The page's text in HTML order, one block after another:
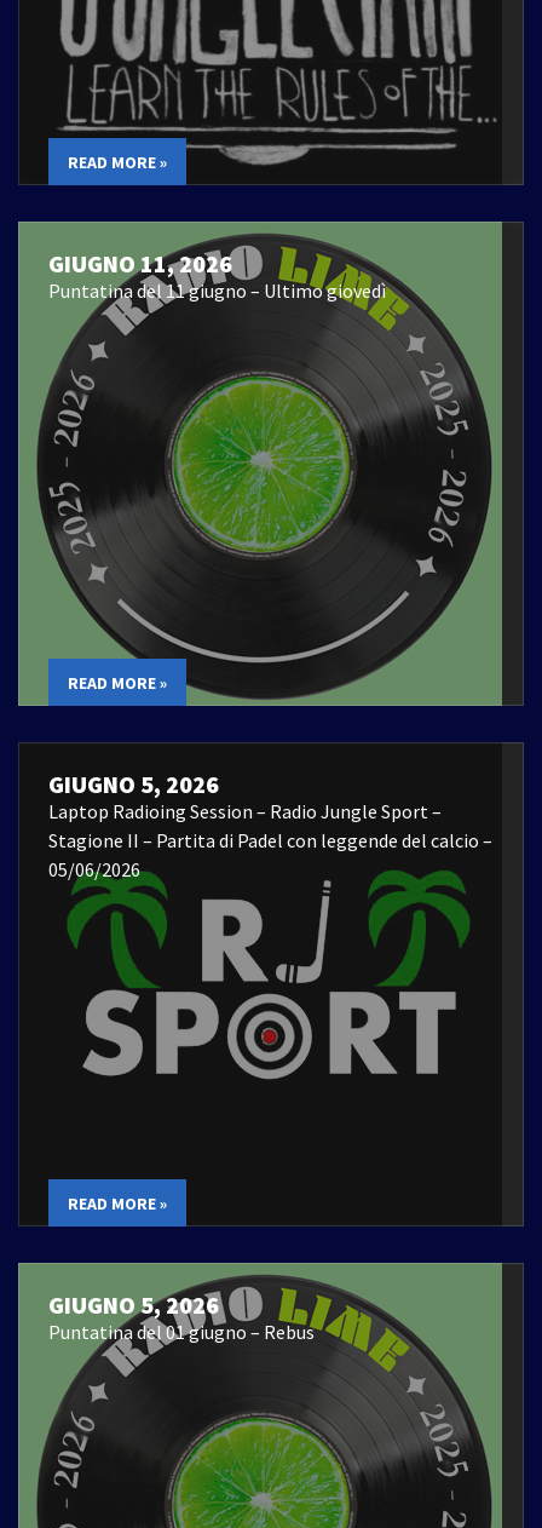
READ MORE »
GIUGNO 11, 2026
Puntatina del 11 giugno – Ultimo giovedì
READ MORE »
GIUGNO 5, 2026
Laptop Radioing Session – Radio Jungle Sport –
Stagione II – Partita di Padel con leggende del calcio –
05/06/2026
READ MORE »
GIUGNO 5, 2026
Puntatina del 01 giugno – Rebus